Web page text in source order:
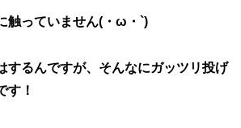
触っていません(・ω・`)
するんですが、そんなにガッツリ投げ
す！